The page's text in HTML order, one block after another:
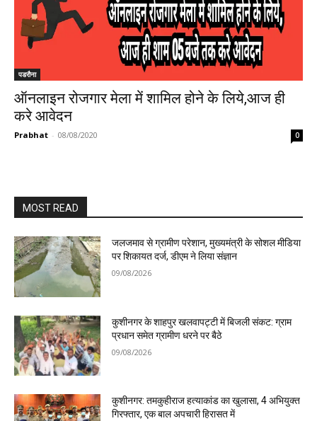
पडरौना
ऑनलाइन रोजगार मेला में शामिल होने के लिये,आज ही
करे आवेदन
Prabhat - 08/08/2020 0
MOST READ
जलजमाव से ग्रामीण परेशान, मुख्यमंत्री के सोशल मीडिया
पर शिकायत दर्ज, डीएम ने लिया संज्ञान
09/08/2026
कुशीनगर के शाहपुर खलवापट्टी में बिजली संकट: ग्राम
प्रधान समेत ग्रामीण धरने पर बैठे
09/08/2026
कुशीनगर: तमकुहीराज हत्याकांड का खुलासा, 4 अभियुक्त
गिरफ्तार, एक बाल अपचारी हिरासत में